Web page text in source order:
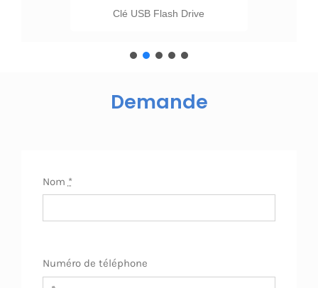
Clé USB Flash Drive
Demande
Nom *
Numéro de téléphone